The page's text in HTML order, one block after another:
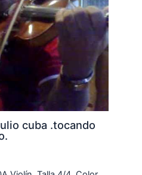
cuba .tocando